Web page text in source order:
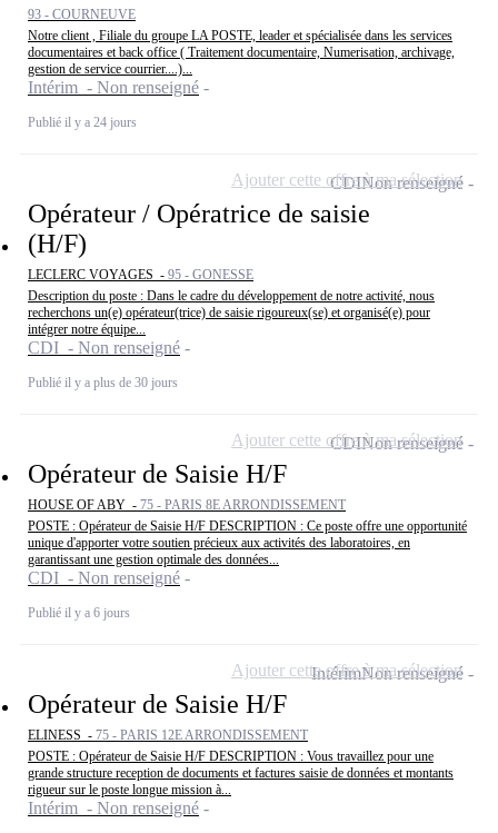
93 - COURNEUVE
Notre client , Filiale du groupe LA POSTE, leader et spécialisée dans les services
documentaires et back office ( Traitement documentaire, Numerisation, archivage,
gestion de service courrier....)...
Intérim - Non renseigné
Publié il y a 24 jours
Opérateur / Opératrice de saisie
(H/F)
LECLERC VOYAGES - 95 - GONESSE
Description du poste : Dans le cadre du développement de notre activité, nous
recherchons un(e) opérateur(trice) de saisie rigoureux(se) et organisé(e) pour
intégrer notre équipe...
CDI - Non renseigné
Publié il y a plus de 30 jours
CDINon renseigné
Ajouter cette offre à ma sélection
Opérateur de Saisie H/F
HOUSE OF ABY - 75 - PARIS 8E ARRONDISSEMENT
POSTE : Opérateur de Saisie H/F DESCRIPTION : Ce poste offre une opportunité
unique d'apporter votre soutien précieux aux activités des laboratoires, en
garantissant une gestion optimale des données...
CDI - Non renseigné
Publié il y a 6 jours
CDINon renseigné
Ajouter cette offre à ma sélection
Opérateur de Saisie H/F
ELINESS - 75 - PARIS 12E ARRONDISSEMENT
POSTE : Opérateur de Saisie H/F DESCRIPTION : Vous travaillez pour une
grande structure reception de documents et factures saisie de données et montants
rigueur sur le poste longue mission à...
Intérim - Non renseigné
IntérimNon renseigné
Ajouter cette offre à ma sélection